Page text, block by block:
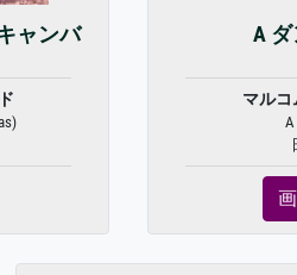
ャンバ A
マルコ
A